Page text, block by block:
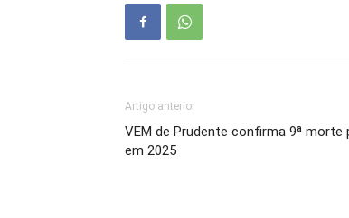
Artigo anterior
VEM de Prudente confirma 9ª morte
em 2025